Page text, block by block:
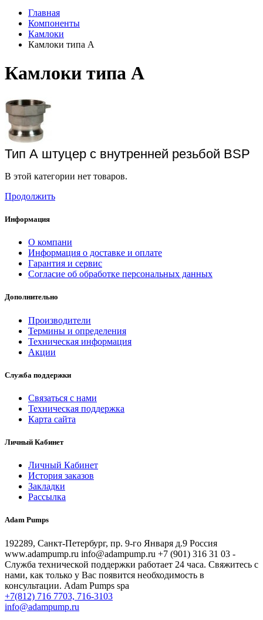
Главная
Компоненты
Камлоки
Камлоки типа A
Камлоки типа A
Тип А штуцер с внутренней резьбой BSP
В этой категории нет товаров.
Продолжить
Информация
О компани
Информация о доставке и оплате
Гарантия и сервис
Согласие об обработке персональных данных
Дополнительно
Производители
Термины и определения
Техническая информация
Акции
Служба поддержки
Связаться с нами
Техническая поддержка
Карта сайта
Личный Кабинет
Личный Кабинет
История заказов
Закладки
Рассылка
Adam Pumps
192289, Санкт-Петербург, пр. 9-го Января д.9 Россия
www.adampump.ru info@adampump.ru +7 (901) 316 31 03 -
Служба технической поддержки работает 24 часа. Свяжитесь с
нами, как только у Вас появится необходимость в
консультации. Adam Pumps spa
+7(812) 716 7703, 716-3103
info@adampump.ru